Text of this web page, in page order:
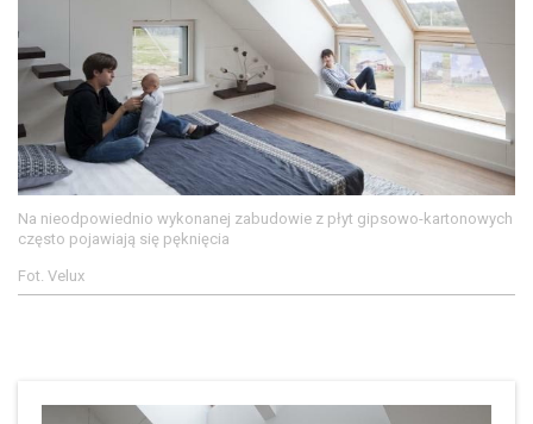
Na nieodpowiednio wykonanej zabudowie z płyt gipsowo-kartonowych
często pojawiają się pęknięcia
Fot. Velux